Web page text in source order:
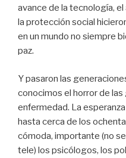
avance de la tecnología,
la protección social
en un mundo no siempre
paz.
Y pasaron las
conocimos el horror de las
enfermedad. La
hasta cerca de los
cómoda, importante (no
tele) los psicólogos, los